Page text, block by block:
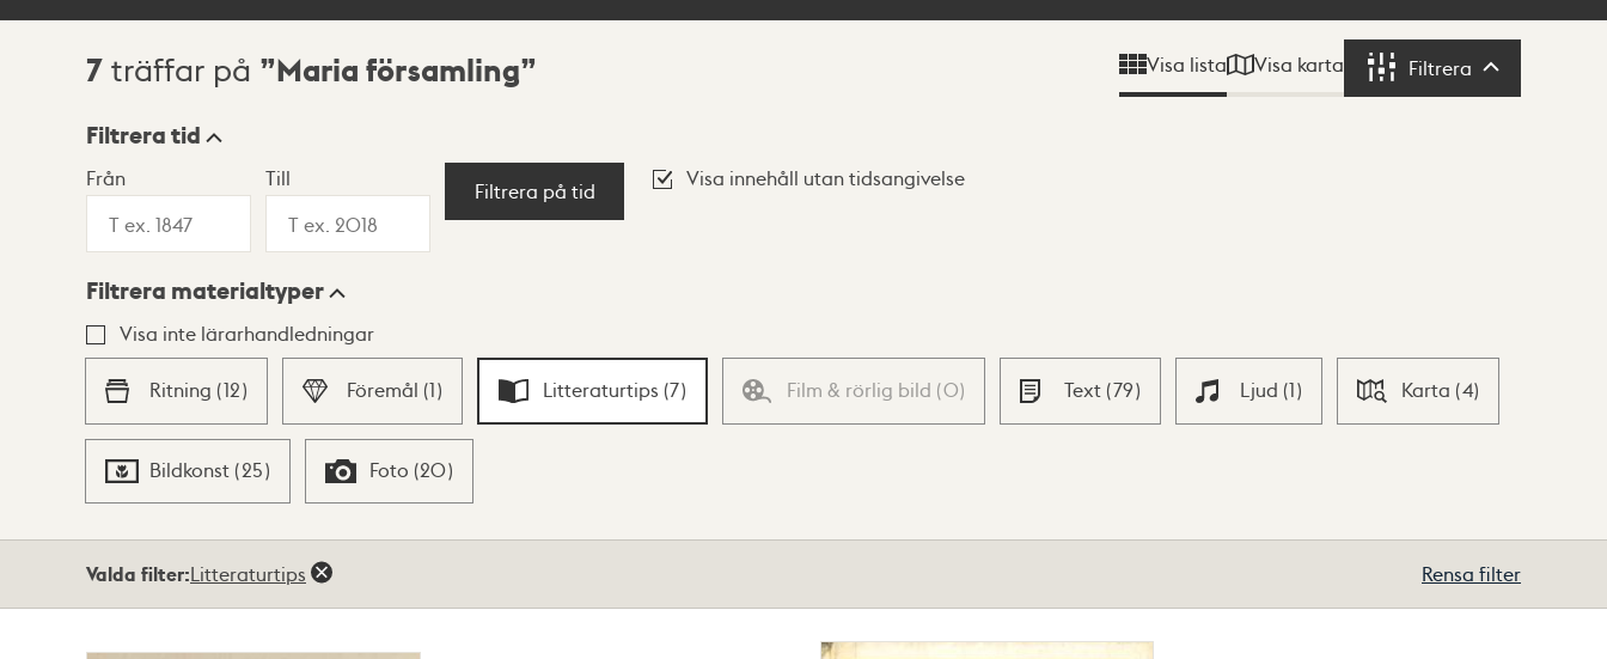
Sökresultat
7 träffar på Maria församling Visa lista Visa karta Filtrera Filtrera
Visningsläge
Lista Karta
Filtrera tid
Från Till
Filtrera på tid
Visa innehåll utan tidsangivelse
Filtrera materialtyper
Visa inte lärarhandledningar
Ritning (12) Föremål (1) Litteraturtips (7) Film & rörlig bild (0) Text (79) Ljud (1) Karta (4)
Bildkonst (25) Foto (20)
Valda filter:Litteraturtips Rensa filter